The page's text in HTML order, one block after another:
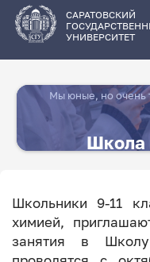
основному
содержанию
САРАТОВСКИЙ
УНИВЕРСИТЕТ
Мы юные, но очень
Школа
Школьники 9-11
химией,
занятия в